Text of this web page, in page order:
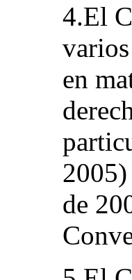
4.El
en
de